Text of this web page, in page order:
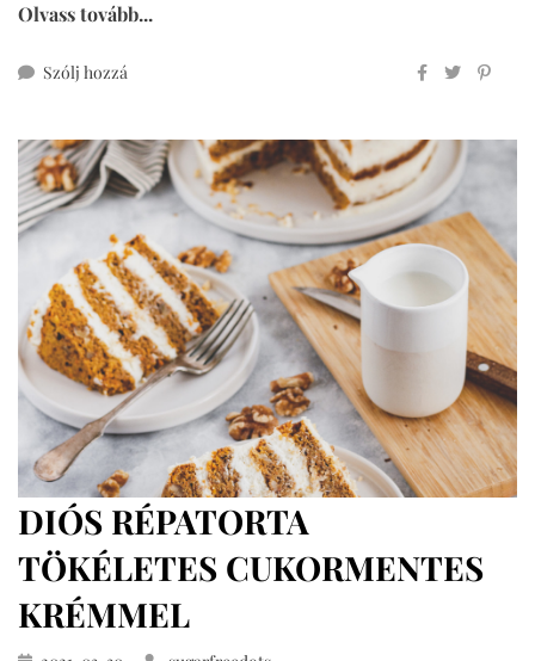
Olvass tovább...
Szólj hozzá
teljes
kiőrlésű
lisztekből,
cukormentesen
DIÓS RÉPATORTA
TÖKÉLETES CUKORMENTES
KRÉMMEL